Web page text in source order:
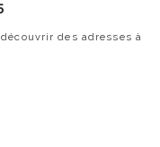
des adresses à